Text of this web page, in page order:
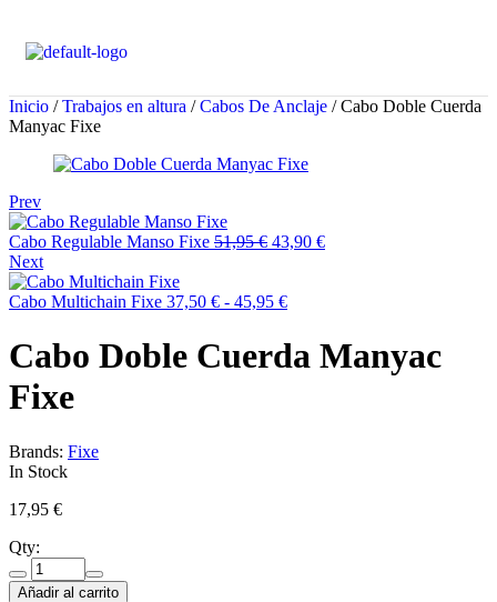
Inicio /Trabajos en altura /Cabos De Anclaje / Cabo Doble Cuerda
Manyac Fixe
Prev
Cabo Regulable Manso Fixe 51,95€ 43,90 €
Next
Cabo Multichain Fixe 37,50 € - 45,95 €
Cabo Doble Cuerda Manyac
Fixe
Brands: Fixe
In Stock
17,95 €
Qty:
Añadir al carrito